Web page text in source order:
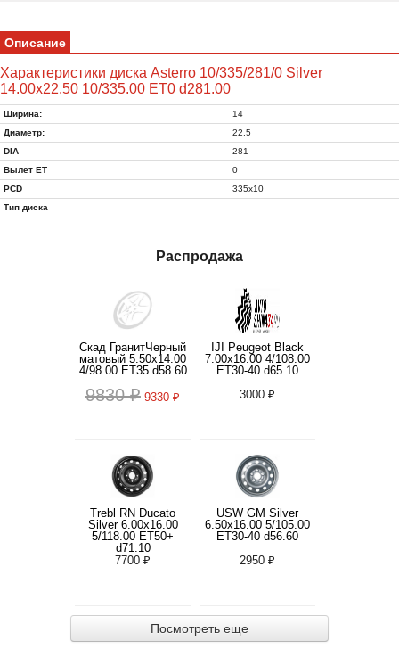
Описание
Характеристики диска Asterro 10/335/281/0 Silver
14.00x22.50 10/335.00 ET0 d281.00
Ширина:
14
Диаметр:
22.5
DIA
281
Вылет ET
0
PCD
335x10
Тип диска
Распродажа
Скад ГранитЧерный
матовый 5.50x14.00
4/98.00 ET35 d58.60
9830 ₽ 9330 ₽
IJI Peugeot Black
7.00x16.00 4/108.00
ET30-40 d65.10
3000 ₽
Trebl RN Ducato
Silver 6.00x16.00
5/118.00 ET50+
d71.10
7700 ₽
USW GM Silver
6.50x16.00 5/105.00
ET30-40 d56.60
2950 ₽
Посмотреть еще